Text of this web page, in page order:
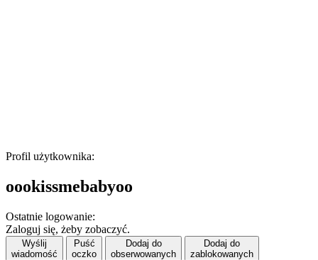
Profil użytkownika:
oookissmebabyoo
Ostatnie logowanie:
Zaloguj się, żeby zobaczyć.
Wyślij
wiadomość
Puść
oczko
Dodaj do
obserwowanych
Dodaj do
zablokowanych